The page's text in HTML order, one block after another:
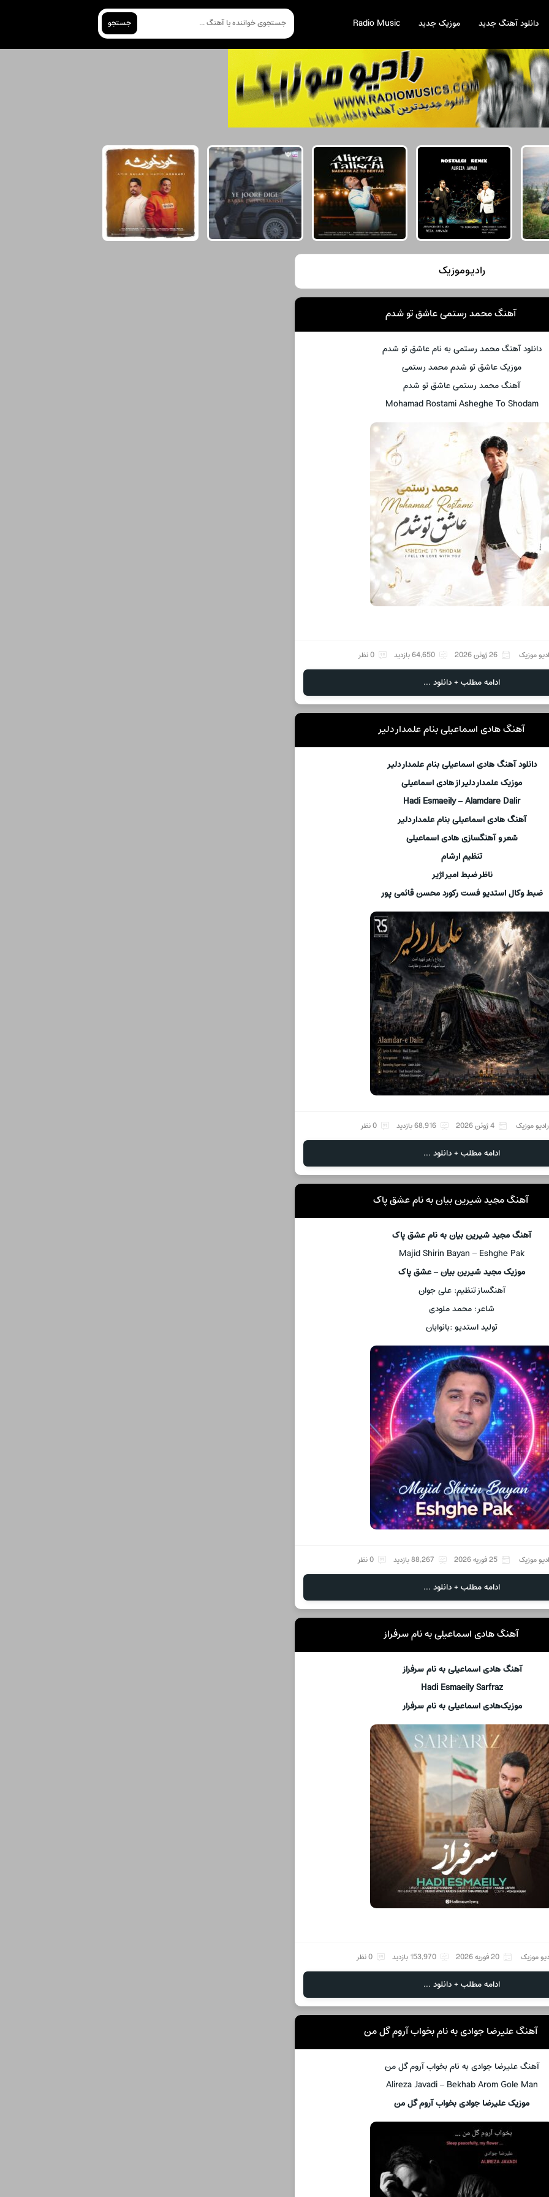
دانلود آهنگ جدید موزیک جدید Radio Music جستجو
رادیوموزیک
آهنگ محمد رستمی عاشق تو شدم
دانلود آهنگ محمد رستمی به نام عاشق تو شدم
موزیک عاشق تو شدم محمد رستمی
آهنگ محمد رستمی عاشق تو شدم
Mohamad Rostami Asheghe To Shodam
موزیک 26 ژوئن 2026 64,650 بازدید 0 نظر
ادامه مطلب + دانلود ...
آهنگ هادی اسماعیلی بنام علمدار دلیر
دانلود آهنگ هادی اسماعیلی بنام علمدار دلیر
موزیک علمدار دلیر از هادی اسماعیلی
Hadi Esmaeily – Alamdare Dalir
آهنگ هادی اسماعیلی بنام علمدار دلیر
شعر و آهنگسازی هادی اسماعیلی
تنظیم ارشام
ناظر ضبط امیر اژیر
ضبط وکال استدیو فست رکورد محسن قائمی پور
رادیو موزیک 4 ژوئن 2026 68,916 بازدید 0 نظر
ادامه مطلب + دانلود ...
آهنگ مجید شیرین بیان به نام عشق پاک
آهنگ مجید شیرین بیان به نام عشق پاک
Majid Shirin Bayan – Eshghe Pak
موزیک مجید شیرین بیان – عشق پاک
آهنگساز تنظیم: علی جوان
شاعر: محمد ملودی
تولید استدیو :بانوایان
موزیک 25 فوریه 2026 88,267 بازدید 0 نظر
ادامه مطلب + دانلود ...
آهنگ هادی اسماعیلی به نام سرفراز
آهنگ هادی اسماعیلی به نام سرفراز
Hadi Esmaeily Sarfraz
موزیک‌هادی اسماعیلی به نام سرفرار
موزیک 20 فوریه 2026 153,970 بازدید 0 نظر
ادامه مطلب + دانلود ...
آهنگ علیرضا جوادی به نام بخواب آروم گل من
آهنگ علیرضا جوادی به نام بخواب آروم گل من
Alireza Javadi – Bekhab Arom Gole Man
موزیک علیرضا جوادی بخواب آروم گل من